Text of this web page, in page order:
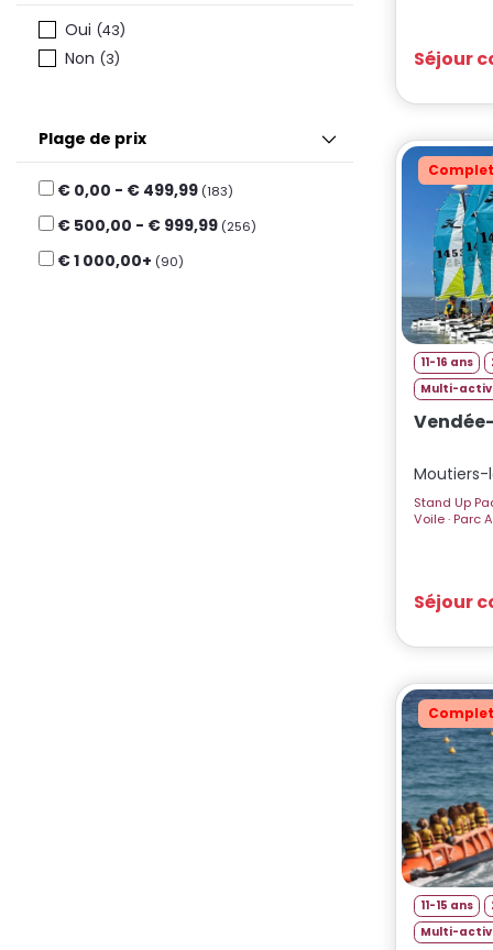
Toulon(1)
Toulouse
Tours(4)
Oui (43)
Non (3)
Plage de prix
€ 0,00 - € 499,99 (183)
€ 500,00 - € 999,99 (256)
€ 1 000,00+ (90)
Séjour
Complet
11-16 ans
Multi-
Moutiers-
Stand Up Paddle · Catamaran ·
Voile ·
Séjour
Complet
11-15 ans
Multi-